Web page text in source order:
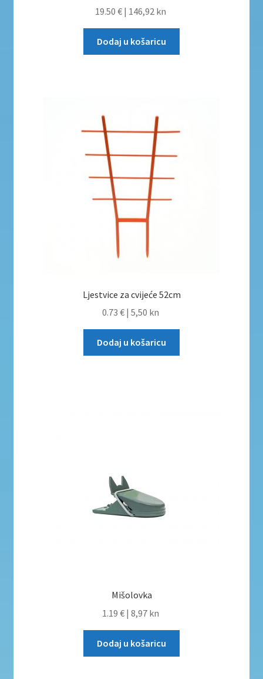
19.50 € | 146,92 kn
Dodaj u košaricu
Ljestvice za cvijeće 52cm
0.73 € | 5,50 kn
Dodaj u košaricu
Mišolovka
1.19 € | 8,97 kn
Dodaj u košaricu